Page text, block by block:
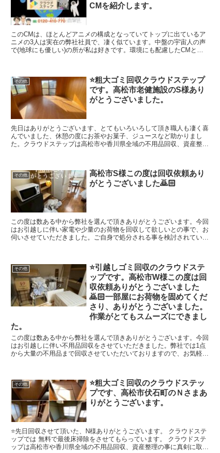
CMを紹介します。
このCMは、ほとんどアニメの構成となっていてトップに出ているア
ニメの3人は実在の弊社社員で、凄く似ています。中盤の宇宙人の声
で(地球にも優しい)の所が私は好きです。環境にも配慮したCMとな
携もあり、家庭ゴミ・粗大ゴミの問題や空き家問題にも取り組んでお
ります。安心で安全な未来を目指します。
その他
⭐️粗大ゴミ回収クラウドステップ
です。高松市老健施設のS様あり
がとうございました。
先日はありがとうございます、とてもいろいろして頂き職人も凄く喜
んでいました、休憩の度にお茶やお菓子、ジュースなど助かりまし
た。クラウドステップは高松市や香川県全域の不用品回収、資産整理
安心安全な不用品回収、資産整理、生前整理、会社を目指していま
す。建物解体のクラウドも運営していますのでどんなご相談など幅広
く対応出来ますのでよろしくお願いします。
その他
高松市S様この度は回収依頼あり
がとうございました🙇🏻
この度は数ある中から弊社を選んで頂きありがとうございます。今回
はお引越しに伴い家電や少量のお荷物を回収して欲しいとの事で、お
伺いさせていただきました。ご自身で処分される事を検討されていた
た。リサイクル家電は適切な場所に持ち込みを行い回収していただき
ました。クラウドステップではお荷物が大量にある場合でも1点づつ
丁寧に仕分けを行い適切な処理をおこないます。1点から大量の不用
品 粗大ゴミまで回収させていただいておりますので、お気軽にご相
談してください。クラウドステップは高松市や香川県全域の不用品回
収、資産整理の事に真剣に取り組んでいますのでよろしくお願いしま
その他
⭐️引越しゴミ回収のクラウドステ
ップです。高松市W様この度は回
収依頼ありがとうございました
🙇🏻一部屋にお荷物を固めてくだ
さり、ありがとうございました。
作業がとてもスムーズにできまし
た。
この度は数ある中から弊社を選んで頂きありがとうございます。今回
はお引越しに伴い不用品回収をさせていただきました。弊社では1点
から大量の不用品まで回収させていただいておりますので、お気軽に
物解体のクラウドも運営していますのでどんなご相談でも幅広く対応
出来ますのでよろしくお願いします。
その他
⭐️粗大ゴミ回収のクラウドステッ
プです、高松市伏石町のＮさまあ
りがとうございます。
⭐️先日回収させて頂いた、N様ありがとうございます。 クラウドステ
ップでは 無料で最後床掃除をさせてもらっています。 クラウドステ
ップは高松市や香川県全域の不用品回収、資産整理の事に真剣に取り